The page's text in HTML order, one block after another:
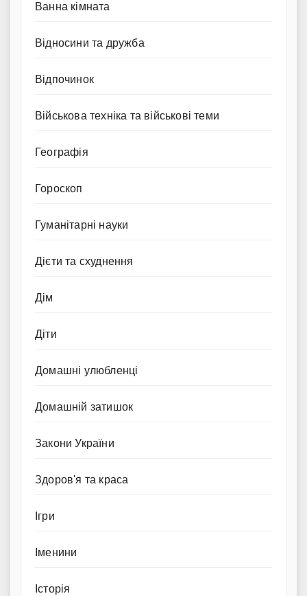
Ванна кімната
Відносини та дружба
Відпочинок
Військова техніка та військові теми
Географія
Гороскоп
Гуманітарні науки
Дієти та схуднення
Дім
Діти
Домашні улюбленці
Домашній затишок
Закони України
Здоров'я та краса
Ігри
Іменини
Історія